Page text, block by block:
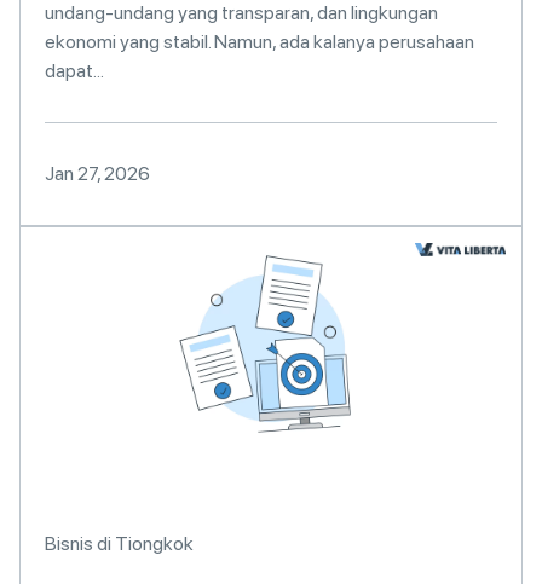
undang-undang yang transparan, dan lingkungan
ekonomi yang stabil. Namun, ada kalanya perusahaan
dapat...
Jan 27, 2026
Bisnis di Tiongkok